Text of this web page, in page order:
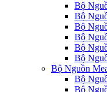
Bộ
Bộ
Bộ
Bộ
Bộ
Bộ
Bộ Nguồn
Bộ
Bộ